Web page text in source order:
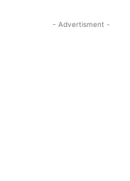
- Advertisment -